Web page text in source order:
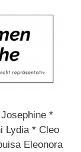
*
Lydia * Cleo
Eleonora